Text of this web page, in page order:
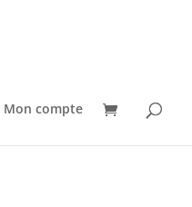
Mon compte